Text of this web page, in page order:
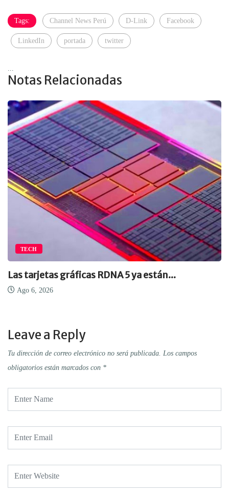
Tags: Channel News Perú D-Link Facebook
LinkedIn portada twitter
Notas Relacionadas
TECH
Las tarjetas gráficas RDNA 5 ya están...
Ago 6, 2026
Leave a Reply
Tu dirección de correo electrónico no será publicada. Los campos
obligatorios están marcados con *